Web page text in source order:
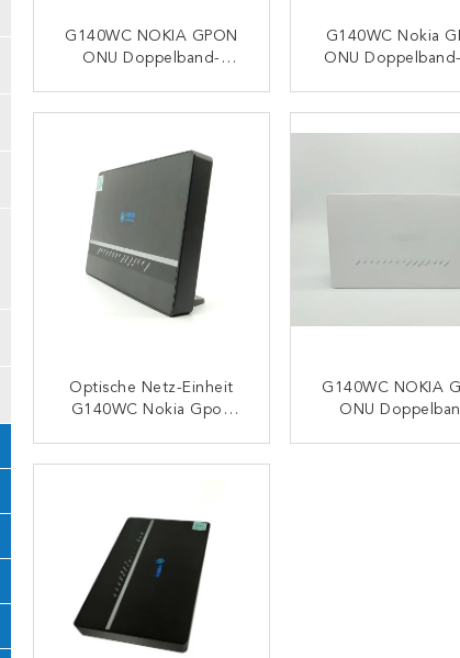
G140WC NOKIA GPON
ONU Doppelband-
KONTAKT
G140WC Nokia
ONU
KONTAKT
Optische Netz-Einheit
G140WC Nokia Gpon
KONTAKT
G140WC NOKIA
ONU